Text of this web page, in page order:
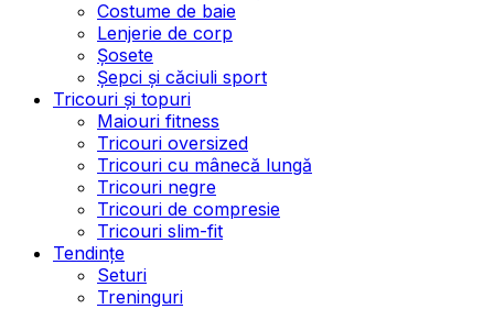
Costume de baie
Lenjerie de corp
Șosete
Șepci și căciuli sport
Tricouri și topuri
Maiouri fitness
Tricouri oversized
Tricouri cu mânecă lungă
Tricouri negre
Tricouri de compresie
Tricouri slim-fit
Tendințe
Seturi
Treninguri